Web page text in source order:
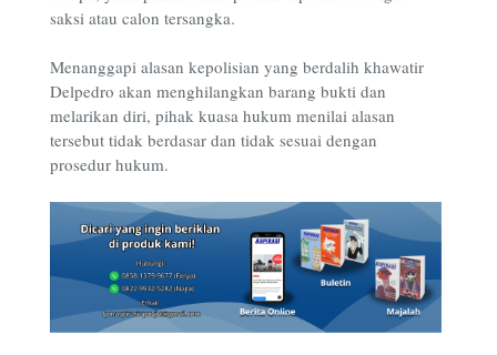
saksi atau calon tersangka.
Menanggapi alasan kepolisian yang berdalih khawatir
Delpedro akan menghilangkan barang bukti dan
melarikan diri, pihak kuasa hukum menilai alasan
tersebut tidak berdasar dan tidak sesuai dengan
prosedur hukum.